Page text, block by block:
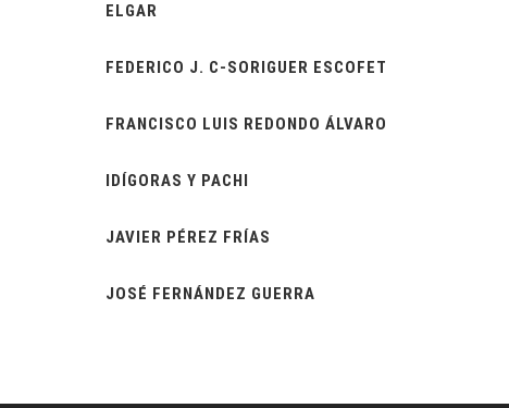
ELGAR
FEDERICO J. C-SORIGUER ESCOFET
FRANCISCO LUIS REDONDO ÁLVARO
IDÍGORAS Y PACHI
JAVIER PÉREZ FRÍAS
JOSÉ FERNÁNDEZ GUERRA